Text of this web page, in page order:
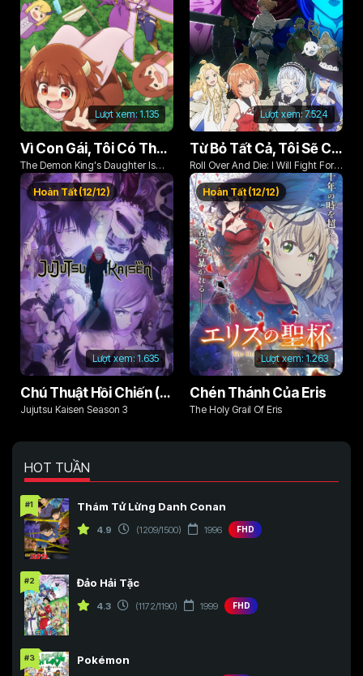
Lượt xem: 1.135
Vì Con Gái, Tôi Có Thể Đánh Bại Cả Ma Vương
The Demon King's Daughter Is
Too Kind!!
Lượt xem: 7.524
Từ Bỏ Tất Cả, Tôi Sẽ Chiến Đấu Cho Một Cuộc Sống Bình Thường Với Tình Yêu Của Đời Mình Và Chiếc Thanh Kiếm Bị Nguyền Rủa!
Roll Over And Die: I Will Fight For
An Ordinary Life With My Love And
Cursed Sword!
Lượt xem: 1.635
Hoàn Tất (12/12)
Chú Thuật Hồi Chiến (Phần 3)
Jujutsu Kaisen Season 3
Lượt xem: 1.263
Hoàn Tất (12/12)
Chén Thánh Của Eris
The Holy Grail Of Eris
HOT TUẦN
#1 Thám Tử Lừng Danh Conan
4.9 (1209/1500) 1996 FHD
#2 Đảo Hải Tặc
4.3 (1172/1190) 1999 FHD
#3 Pokémon